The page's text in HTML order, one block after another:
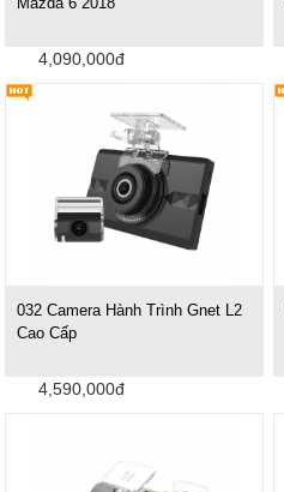
4,090,000đ
032 Camera Hành Trình Gnet L2
Cao Cấp
4,590,000đ